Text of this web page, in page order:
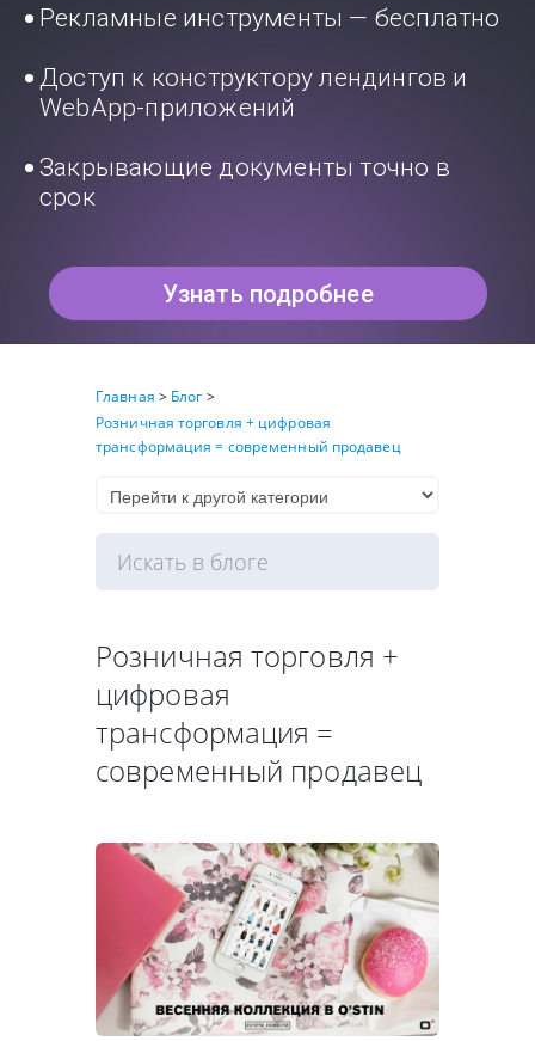
Рекламные инструменты — бесплатно
Доступ к конструктору лендингов и
WebApp-приложений
Закрывающие документы точно в
срок
Узнать подробнее
Главная > Блог >
Розничная торговля + цифровая
трансформация = современный продавец
Розничная торговля +
цифровая
трансформация =
современный продавец